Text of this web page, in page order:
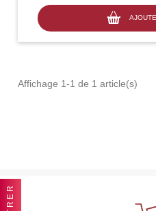
Affichage 1-1 de 1 article(s)